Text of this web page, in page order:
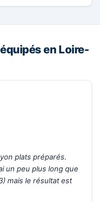
en Loire-
plats préparés.
un peu plus long que
mais le résultat est